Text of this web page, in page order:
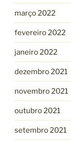
março 2022
fevereiro 2022
janeiro 2022
dezembro 2021
novembro 2021
outubro 2021
setembro 2021